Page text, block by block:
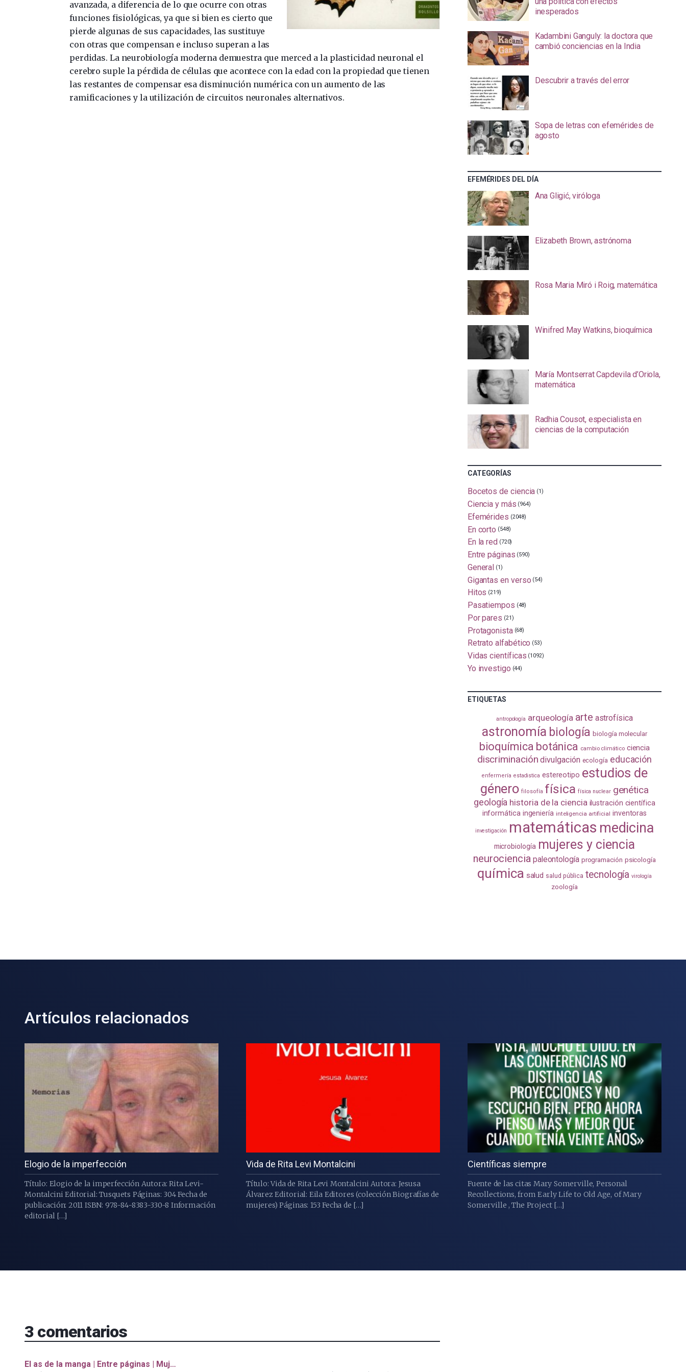
avanzada, a diferencia de lo que ocurre con otras
funciones fisiológicas, ya que si bien es cierto que
pierde algunas de sus capacidades, las sustituye
con otras que compensan e incluso superan a las
perdidas. La neurobiología moderna demuestra que merced a la plasticidad neuronal el
cerebro suple la pérdida de células que acontece con la edad con la propiedad que tienen
las restantes de compensar esa disminución numérica con un aumento de las
ramificaciones y la utilización de circuitos neuronales alternativos.
inesperados
Kadambini Ganguly: la doctora que
cambió conciencias en la India
Descubrir a través del error
Sopa de letras con efemérides de
agosto
EFEMÉRIDES DEL DÍA
Ana Gligić, viróloga
Elizabeth Brown, astrónoma
Rosa Maria Miró i Roig, matemática
Winifred May Watkins, bioquímica
María Montserrat Capdevila d’Oriola,
matemática
Radhia Cousot, especialista en
ciencias de la computación
CATEGORÍAS
Bocetos de ciencia (1)
Ciencia y más (964)
Efemérides (2048)
En corto (548)
En la red (720)
Entre páginas (590)
General (1)
Gigantas en verso (54)
Hitos (219)
Pasatiempos (48)
Por pares (21)
Protagonista (68)
Retrato alfabético (53)
Vidas científicas (1092)
Yo investigo (44)
ETIQUETAS
antropología arqueología arte astrofísica
astronomía biología biología molecular
bioquímica botánica cambio climático ciencia
discriminación divulgación ecología educación
enfermería estadistica estereotipo estudios de
género filosofía física física nuclear genética
geología historia de la ciencia ilustración científica
informática ingeniería inteligencia artificial inventoras
investigación matemáticas medicina
microbiología mujeres y ciencia
neurociencia paleontología programación psicología
química salud salud pública tecnología virología
zoología
Artículos relacionados
Elogio de la imperfección
Título: Elogio de la imperfección Autora: Rita Levi-
Montalcini Editorial: Tusquets Páginas: 304 Fecha de
publicación: 2011 ISBN: 978-84-8383-330-8 Información
editorial […]
Vida de Rita Levi Montalcini
Título: Vida de Rita Levi Montalcini Autora: Jesusa
Álvarez Editorial: Eila Editores (colección Biografías de
mujeres) Páginas: 153 Fecha de […]
Científicas siempre
Fuente de las citas Mary Somerville, Personal
Recollections, from Early Life to Old Age, of Mary
Somerville , The Project […]
3 comentarios
El as de la manga | Entre páginas | Muj…